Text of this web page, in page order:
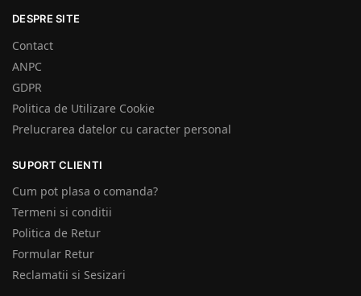
DESPRE SITE
Contact
ANPC
GDPR
Politica de Utilizare Cookie
Prelucrarea datelor cu caracter personal
SUPORT CLIENTI
Cum pot plasa o comanda?
Termeni si conditii
Politica de Retur
Formular Retur
Reclamatii si Sesizari